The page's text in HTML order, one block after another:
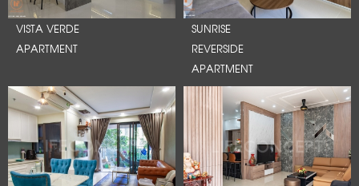
VISTA VERDE
APARTMENT
SUNRISE
REVERSIDE
APARTMENT